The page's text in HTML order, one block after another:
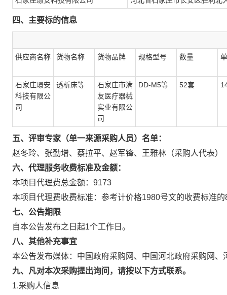
四、主要标的信息
供应商名称 货物名称 货物品牌 规格型号 数量
石家庄璟安
科技有限公
司
透析床等
石家庄市满
友医疗器械
实业有限公
司
DD-M5等 52套
五、评审专家（单一来源采购人员）名单：
赵冬玲、张勤增、蔡拉平、赵军锋、王雅林（采购人代表）
六、代理服务收费标准及金额：
本项目代理费总金额：9173
本项目代理费收费标准：参考计价格1980号文的收费标准的
七、公告期限
自本公告发布之日起1个工作日。
八、其他补充事宜
本公告发布媒体：中国政府采购网、中国河北政府采购网、
九、凡对本次采购提出询问，请按以下方式联系。
1.采购人信息